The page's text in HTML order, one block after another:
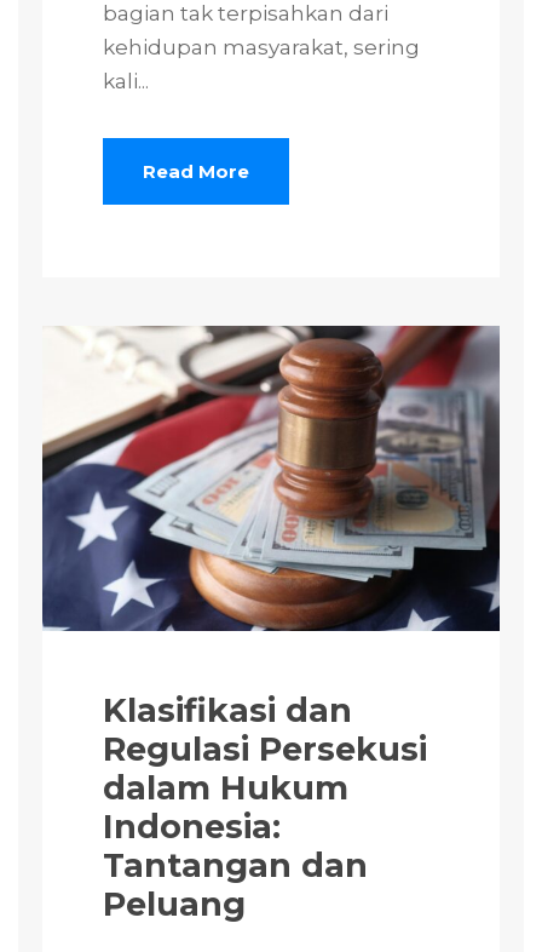
bagian tak terpisahkan dari
kehidupan masyarakat, sering
kali...
Read More
Klasifikasi dan
Regulasi Persekusi
dalam Hukum
Indonesia:
Tantangan dan
Peluang